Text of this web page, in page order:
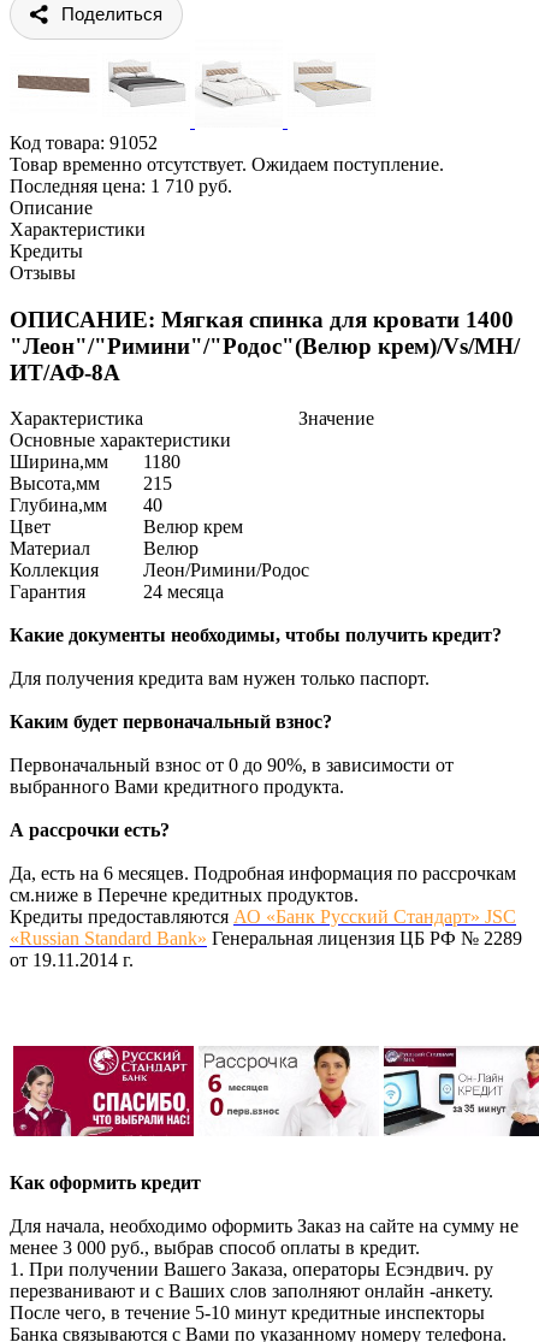
Поделиться
Код товара: 91052
Товар временно отсутствует. Ожидаем поступление.
Последняя цена: 1 710 руб.
Описание
Характеристики
Кредиты
Отзывы
ОПИСАНИЕ: Мягкая спинка для кровати 1400
"Леон"/"Римини"/"Родос"(Велюр крем)/Vs/МН/
ИТ/АФ-8А
Характеристика
Значение
Основные характеристики
Ширина,мм
1180
Высота,мм
215
Глубина,мм
40
Цвет
Велюр крем
Материал
Велюр
Коллекция
Леон/Римини/Родос
Гарантия
24 месяца
Какие документы необходимы, чтобы получить кредит?
Для получения кредита вам нужен только паспорт.
Каким будет первоначальный взнос?
Первоначальный взнос от 0 до 90%, в зависимости от
выбранного Вами кредитного продукта.
А рассрочки есть?
Да, есть на 6 месяцев. Подробная информация по рассрочкам
см.ниже в Перечне кредитных продуктов.
Кредиты предоставляются АО «Банк Русский Стандарт» JSC
«Russian Standard Bank» Генеральная лицензия ЦБ РФ № 2289
от 19.11.2014 г.
Как оформить кредит
Для начала, необходимо оформить Заказ на сайте на сумму не
менее 3 000 руб., выбрав способ оплаты в кредит.
1. При получении Вашего Заказа, операторы Есэндвич. ру
перезванивают и с Ваших слов заполняют онлайн -анкету.
После чего, в течение 5-10 минут кредитные инспекторы
Банка связываются с Вами по указанному номеру телефона.